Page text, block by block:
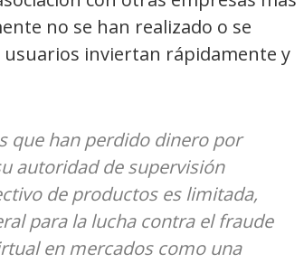
no se han realizado o se
inviertan rápidamente y
que han perdido dinero por
autoridad de supervisión
de productos es limitada,
para la lucha contra el fraude
en mercados como una